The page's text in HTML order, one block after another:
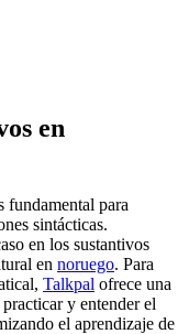
en
fundamental para
sintácticas.
en los sustantivos
en noruego. Para
Talkpal ofrece una
y entender el
el aprendizaje de